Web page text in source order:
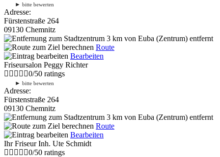
► bitte bewerten
Adresse:
Fürstenstraße 264
09130 Chemnitz
3 km von Euba (Zentrum) entfernt
Route
Bearbeiten
Friseursalon Peggy Richter
0/50 ratings
► bitte bewerten
Adresse:
Fürstenstraße 264
09130 Chemnitz
3 km von Euba (Zentrum) entfernt
Route
Bearbeiten
Ihr Friseur Inh. Ute Schmidt
0/50 ratings